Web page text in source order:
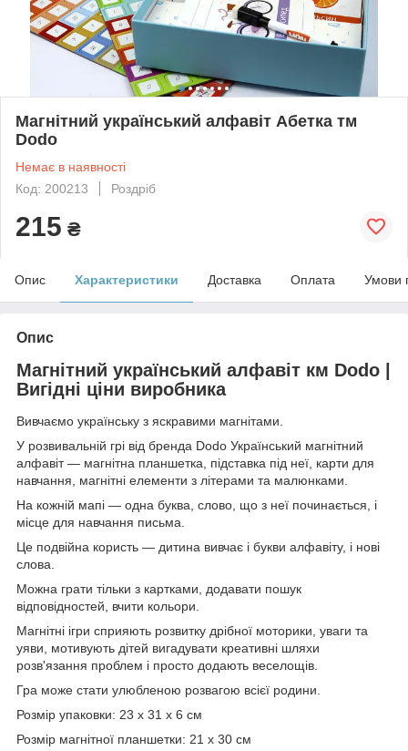
Магнітний український алфавіт Абетка тм
Dodo
Немає в наявності
Код: 200213
Роздріб
215 ₴
Опис Характеристики Доставка Оплата Умови
Опис
Магнітний український алфавіт км Dodo |
Вигідні ціни виробника
Вивчаємо українську з яскравими магнітами.
У розвивальній грі від бренда Dodo Український магнітний
алфавіт — магнітна планшетка, підставка під неї, карти для
навчання, магнітні елементи з літерами та малюнками.
На кожній мапі — одна буква, слово, що з неї починається, і
місце для навчання письма.
Це подвійна користь — дитина вивчає і букви алфавіту, і нові
слова.
Можна грати тільки з картками, додавати пошук
відповідностей, вчити кольори.
Магнітні ігри сприяють розвитку дрібної моторики, уваги та
уяви, мотивують дітей вигадувати креативні шляхи
розв'язання проблем і просто додають веселощів.
Гра може стати улюбленою розвагою всієї родини.
Розмір упаковки: 23 x 31 x 6 см
Розмір магнітної планшетки: 21 x 30 см